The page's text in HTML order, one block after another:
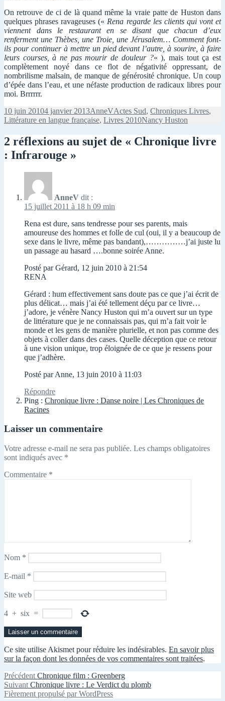
On retrouve de ci de là quand même la vraie patte de Huston dans
quelques phrases ravageuses (« Rena regarde les clients qui vont et
viennent dans le restaurant en se disant que chacun d’eux
renferment une Thèbes, une Troie, une Jérusalem… Comment font-
ils pour continuer à mettre un pied devant l’autre, à sourire, à faire
leurs courses, à ne pas mourir de douleur ?« ), mais tout ça est
complètement noyé dans ce flot de négativité oppressant, de
nombrilisme malsain, de manque de générosité chronique. Un coup
d’épée dans l’eau, et une néfaste production de radicaux libres pour
moi. Brrrrrr.
Publié
le
10 juin 20104 janvier 2013Auteur
AnneVCatégories
Actes Sud, Chroniques Livres,
Littérature en langue française, Livres 2010Mots-
Nancy Huston
2 réflexions au sujet de « Chronique livre
: Infrarouge »
AnneV dit :
15 juillet 2011 à 18 h 09 min
Rena est dure, sans tendresse pour ses parents, mais
amoureuse des hommes et folle de cul (oui, il y a beaucoup de
sexe dans le livre, même pas bandant),……………j’ai juste lu
un passage au hasard ….bonne soirée Anne.
Posté par Gérard, 12 juin 2010 à 21:54
RENA
Gérard : hum effectivement sans doute pas ce que j’ai écrit de
plus délicat… mais j’ai été tellement déçu par ce livre…
j’adore, je vénère Nancy Huston qui m’a ouvert sur un type
de littérature que je ne connaissais pas, qui m’a fait voir le
monde et les gens de manière plurielle, et non pas comme des
objets à coller dans des cases. Quelle déception que ce retour
à une vision unique, trop éloignée de ce que je ressens pour
que j’adhère.
Posté par Anne, 13 juin 2010 à 11:03
Répondre
Ping : Chronique livre : Danse noire | Les Chroniques de
Racines
Laisser un commentaire
Votre adresse e-mail ne sera pas publiée. Les champs obligatoires
sont indiqués avec *
Commentaire *
Nom *
E-mail *
Site web
4 + six =
Ce site utilise Akismet pour réduire les indésirables. En savoir plus
sur la façon dont les données de vos commentaires sont traitées.
Navigation
de
Précédent Article
précédent :
Chronique film : Greenberg
Suivant Article
suivant :
Chronique livre : Le Verdict du plomb
Fièrement propulsé par WordPress